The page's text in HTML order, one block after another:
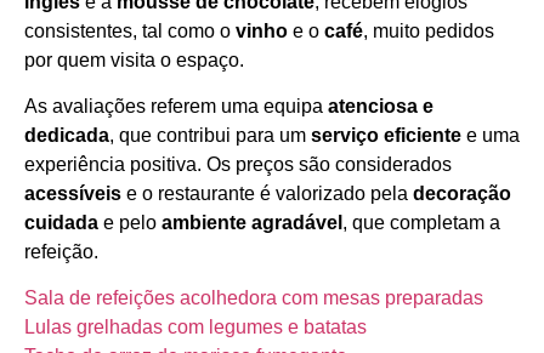
consistentes, tal como o vinho e o café, muito pedidos
por quem visita o espaço.
As avaliações referem uma equipa atenciosa e
dedicada, que contribui para um serviço eficiente e uma
experiência positiva. Os preços são considerados
acessíveis e o restaurante é valorizado pela decoração
cuidada e pelo ambiente agradável , que completam a
refeição.
Sala de refeições acolhedora com mesas preparadas
Lulas grelhadas com legumes e batatas